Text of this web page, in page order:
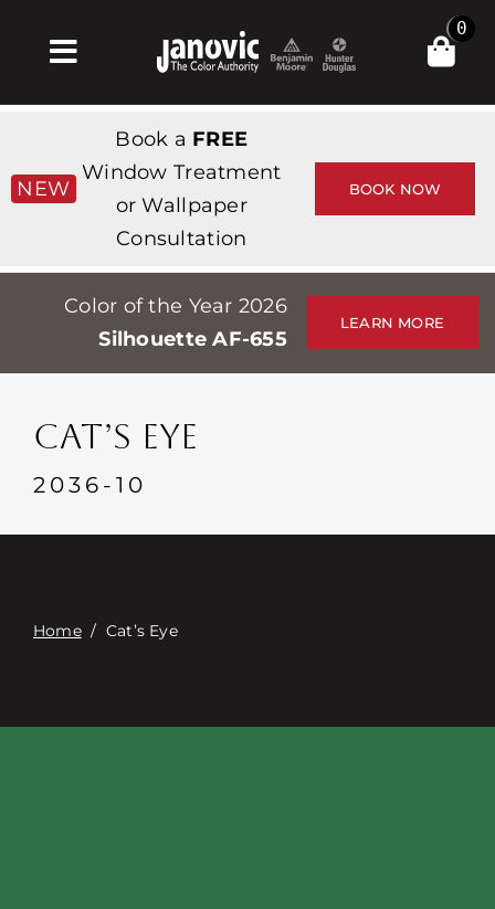
Toggle
Navigation
Products & Services
Магазин
Professionals
Stores
События
Связаться с
0
NEW
Book a FREE
Window Treatment
or Wallpaper
Consultation
BOOK NOW
Color of the Year 2026
Silhouette AF-655
LEARN MORE
CAT’S EYE
2036-10
Home/ Cat’s Eye